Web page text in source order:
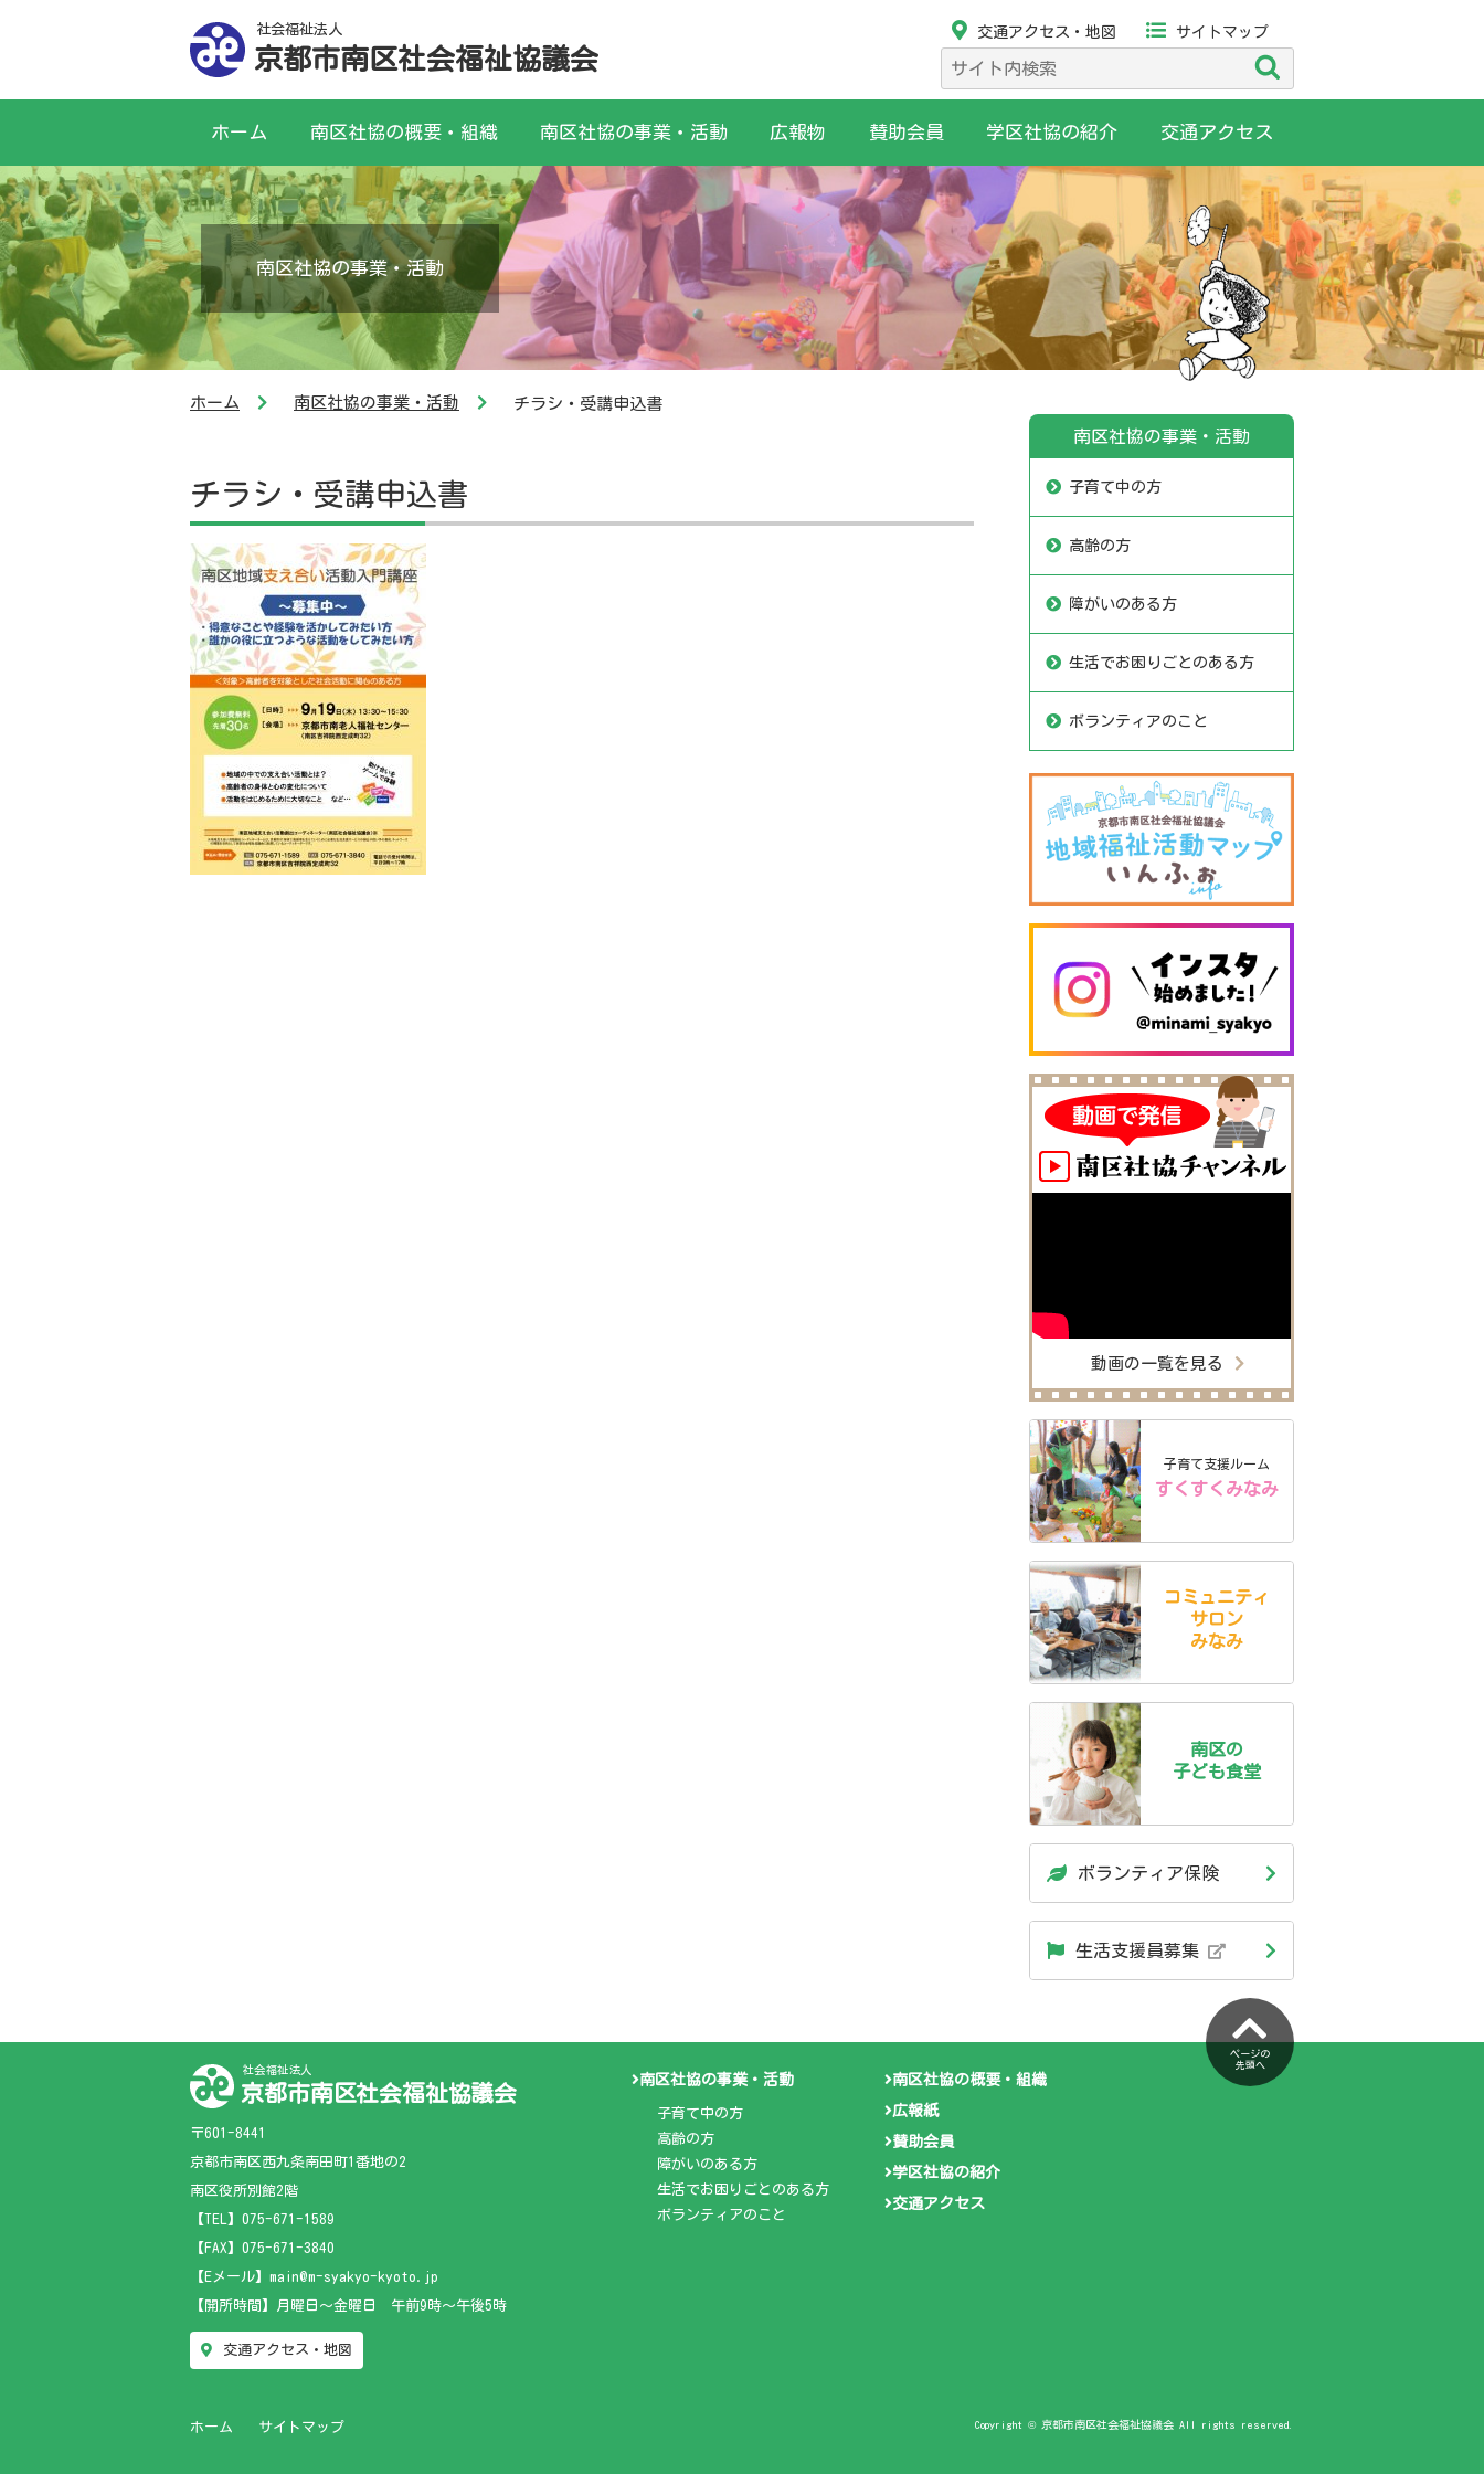
社会福祉法人
京都市南区社会福祉協議会
交通アクセス・地図 サイトマップ
検
索:
ホーム 南区社協の概要・組織 南区社協の事業・活動 広報物 賛助会員 学区社協の紹介 交通アクセス
南区社協の事業・活動
ホーム 南区社協の事業・活動 チラシ・受講申込書
チラシ・受講申込書
南区社協の事業・活動
子育て中の方
高齢の方
障がいのある方
生活でお困りごとのある方
ボランティアのこと
動画の一覧を見る
子育て支援ルーム
すくすくみなみ
コミュニティ
サロン
みなみ
南区の
子ども食堂
ボランティア保険
生活支援員募集
ページの
先頭へ
社会福祉法人
京都市南区社会福祉協議会
〒601-8441
京都市南区西九条南田町1番地の2
南区役所別館2階
【TEL】 075-671-1589
【FAX】075-671-3840
【Eメール】main@m-syakyo-kyoto.jp
【開所時間】月曜日～金曜日 午前9時～午後5時
交通アクセス・地図
南区社協の事業・活動
子育て中の方
高齢の方
障がいのある方
生活でお困りごとのある方
ボランティアのこと
南区社協の概要・組織
広報紙
賛助会員
学区社協の紹介
交通アクセス
ホーム サイトマップ Copyright © 京都市南区社会福祉協議会 All rights reserved.